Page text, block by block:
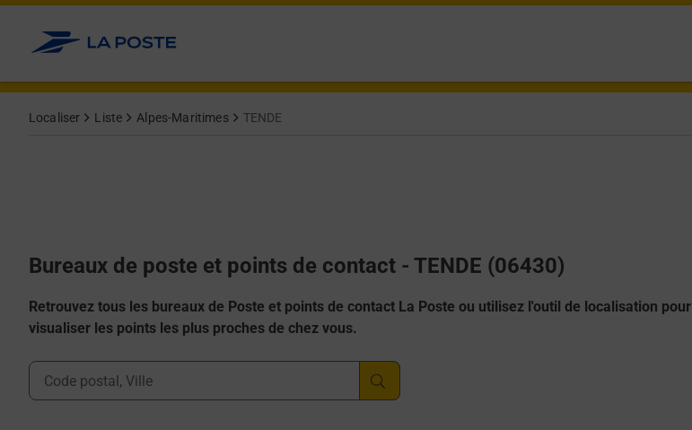
Allez au contenu
Localiser Liste Alpes-Maritimes TENDE
Bureaux de poste et points de contact - TENDE (06430)
Retrouvez tous les bureaux de Poste et points de contact La Poste ou utilisez l'outil de localisation pour
visualiser les points les plus proches de chez vous.
Ville, Département, Code Postal
Afficher ou masquer la réponse
Afficher ou masquer la réponse
Afficher ou masquer la réponse
Afficher ou masquer la réponse
Afficher ou masquer la réponse